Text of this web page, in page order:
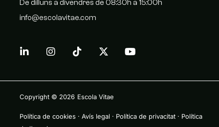
De dilluns a divendres de 08:30h a 15:00h
info@escolavitae.com
Copyright © 2026 Escola Vitae
Política de cookies · Avís legal · Política de privacitat · Política